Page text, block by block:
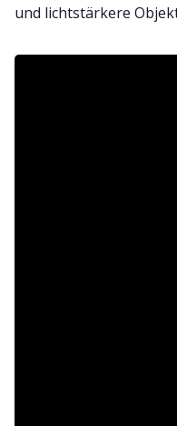
und lichtstärkere